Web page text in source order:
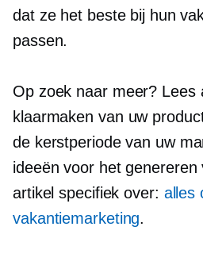
dat ze het beste bij hun
passen.
Op zoek naar meer? Lees
klaarmaken van uw
de kerstperiode van uw
ideeën voor het
artikel specifiek over: alles
vakantiemarketing.